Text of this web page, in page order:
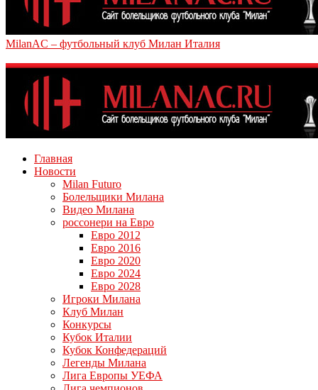
MilanAC – футбольный клуб Милан Италия
Главная
Новости
Milan Futuro
Болельщики Милана
Видео Милана
россонери на Евро
Евро 2012
Евро 2016
Евро 2020
Евро 2024
Евро 2028
Игроки Милана
Клуб Милан
Конкурсы
Кубок Италии
Кубок Конфедераций
Легенды Милана
Лига Европы УЕФА